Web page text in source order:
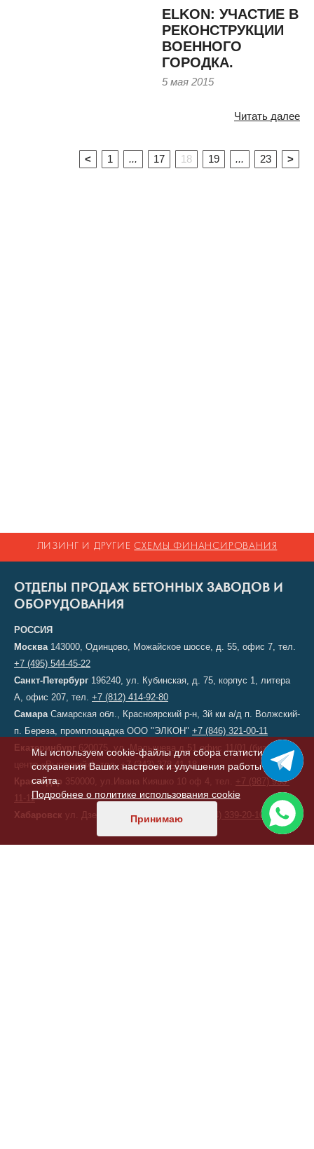
ELKON: УЧАСТИЕ В
РЕКОНСТРУКЦИИ
ВОЕННОГО
ГОРОДКА.
5 мая 2015
Читать далее
< 1 ... 17 18 19 ... 23 >
ЛИЗИНГ И ДРУГИЕ СХЕМЫ ФИНАНСИРОВАНИЯ
ОТДЕЛЫ ПРОДАЖ БЕТОННЫХ ЗАВОДОВ И
ОБОРУДОВАНИЯ
РОССИЯ
Москва143000, Одинцово, Можайское шоссе, д. 55, офис 7, тел.
+7 (495) 544-45-22
Санкт-Петербург 196240, ул. Кубинская, д. 75, корпус 1, литера
А, офис 207, тел. +7 (812) 414-92-80
СамараСамарская обл., Красноярский р-н, 3й км а/д п. Волжский-
п. Береза, промплощадка ООО "ЭЛКОН" +7 (846) 321-00-11
Екатеринбург 620075, ул. Малышева д.51 офис 11/01 (бизнес-
центр «Высоцкий»), тел. +7 (343) 378-41-18
Краснодар 350000, ул.Ивана Кияшко 10 оф 4, тел. +7 (987) 950-
11-11
Хабаровск ул. Дзержинского, д. 6, тел. +7 (914) 339-20-10
Мы используем cookie-файлы для сбора статистики,
сохранения Ваших настроек и улучшения работы
сайта.
Подробнее о политике использования cookie
Принимаю